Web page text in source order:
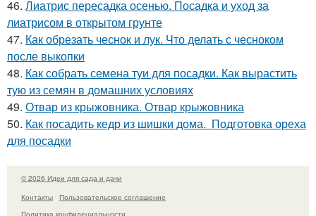
46. Лиатрис пересадка осенью. Посадка и уход за
лиатрисом в открытом грунте
47. Как обрезать чеснок и лук. Что делать с чесноком
после выкопки
48. Как собрать семена туи для посадки. Как вырастить
тую из семян в домашних условиях
49. Отвар из крыжовника. Отвар крыжовника
50. Как посадить кедр из шишки дома. Подготовка ореха
для посадки
© 2026 Идеи для сада и дачи
Контакты
Пользовательское соглашение
Политика конфидециальности